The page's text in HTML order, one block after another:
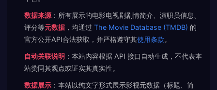
数据来源 ：所有展示的电影电视剧剧情简介、演职员信息、
评分等元数据，均通过 The Movie Database (TMDB) 的
官方公开API合法获取，并严格遵守其使用条款。
自动关联说明 ：本站内容根据 API 接口自动生成，不代表本
站赞同其观点或证实其真实性。
数据展示 ：本站以纯文字形式展示影视元数据（标题、简